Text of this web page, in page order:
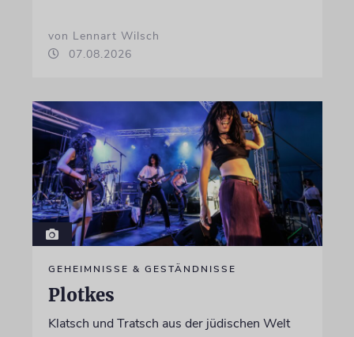
von Lennart Wilsch
07.08.2026
GEHEIMNISSE & GESTÄNDNISSE
Plotkes
Klatsch und Tratsch aus der jüdischen Welt